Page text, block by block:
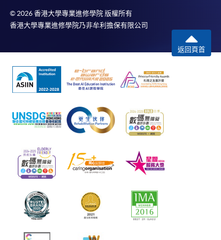
© 2026 香港大學專業進修學院 版權所有
香港大學專業進修學院乃非牟利擔保有限公司
返回頁首